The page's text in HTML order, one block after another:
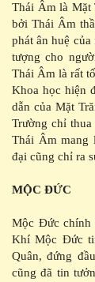
Thái Âm là Mặt
bởi Thái Âm
phát ân huệ
tượng cho
Thái Âm là rất
Khoa học hiện
dẫn của Mặt
Trường chỉ
Thái Âm mang
đại cũng chỉ ra
MỘC ĐỨC
Mộc Đức chính
Khí Mộc Đức
Quân, đứng
cũng đã tin